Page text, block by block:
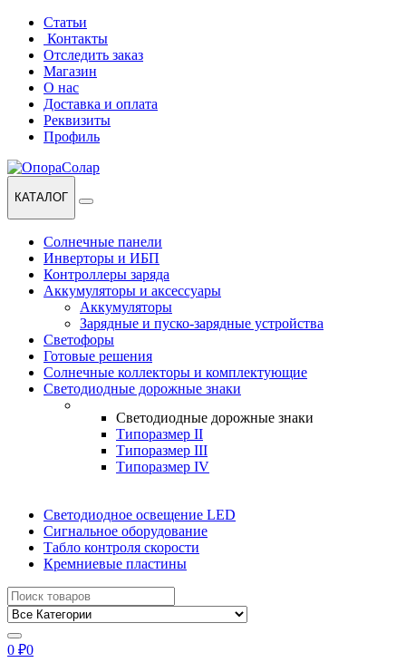
Перейти
навигации
Перейти
содержанию
Статьи
Контакты
Отследить заказ
Магазин
О нас
Доставка и оплата
Реквизиты
Профиль
КАТАЛОГ
Солнечные панели
Инверторы и ИБП
Контроллеры заряда
Аккумуляторы и аксессуары
Аккумуляторы
Зарядные и пуско-зарядные устройства
Светофоры
Готовые решения
Солнечные коллекторы и комплектующие
Светодиодные дорожные знаки
Светодиодные дорожные знаки
Типоразмер II
Типоразмер III
Типоразмер IV
Светодиодное освещение LED
Сигнальное оборудование
Табло контроля скорости
Кремниевые пластины
Найти:
0 ₽0